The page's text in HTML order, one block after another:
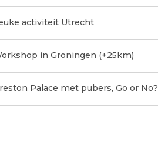
activiteit Utrecht
in Groningen (+25km)
Palace met pubers, Go or No?